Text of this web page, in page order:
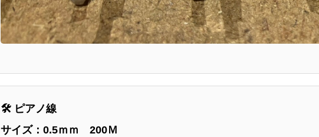
🛠 ピアノ線
サイズ：0.5ｍｍ 200Ｍ